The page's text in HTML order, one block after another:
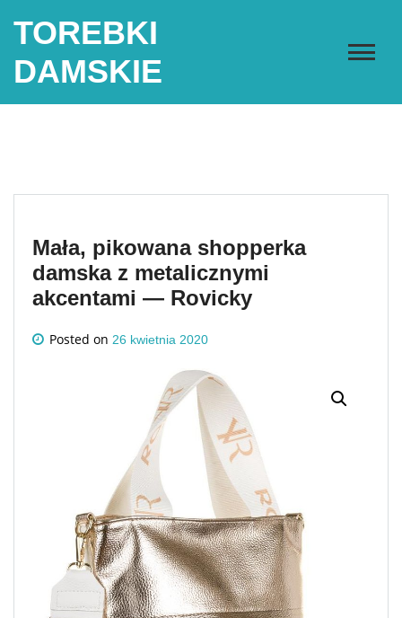
TOREBKI
DAMSKIE
Mała, pikowana shopperka
damska z metalicznymi
akcentami — Rovicky
Posted on 26 kwietnia 2020